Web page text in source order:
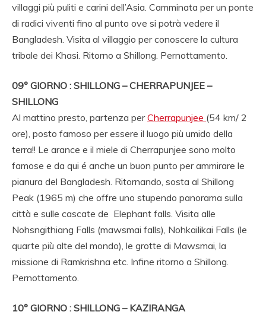
villaggi più puliti e carini dell’Asia. Camminata per un ponte
di radici viventi fino al punto ove si potrà vedere il
Bangladesh. Visita al villaggio per conoscere la cultura
tribale dei Khasi. Ritorno a Shillong. Pernottamento.
09° GIORNO : SHILLONG – CHERRAPUNJEE –
SHILLONG
Al mattino presto, partenza perCherrapunjee (54 km/ 2
ore), posto famoso per essere il luogo più umido della
terra!! Le arance e il miele di Cherrapunjee sono molto
famose e da qui é anche un buon punto per ammirare le
pianura del Bangladesh. Ritornando, sosta al Shillong
Peak (1965 m) che offre uno stupendo panorama sulla
città e sulle cascate de Elephant falls. Visita alle
Nohsngithiang Falls (mawsmai falls), Nohkailikai Falls (le
quarte più alte del mondo), le grotte di Mawsmai, la
missione di Ramkrishna etc. Infine ritorno a Shillong.
Pernottamento.
10° GIORNO : SHILLONG – KAZIRANGA